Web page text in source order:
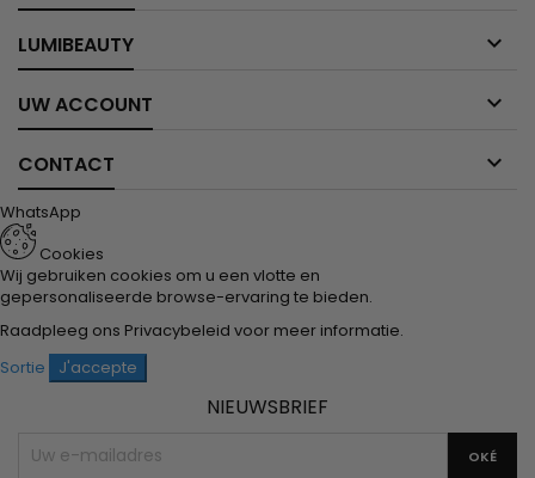
LUMIBEAUTY 
UW ACCOUNT 
CONTACT 
WhatsApp
Cookies
Wij gebruiken cookies om u een vlotte en
gepersonaliseerde browse-ervaring te bieden.
Raadpleeg ons Privacybeleid voor meer informatie.
Sortie
J'accepte
NIEUWSBRIEF